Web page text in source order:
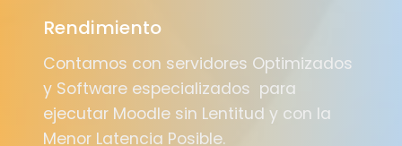
Rendimiento
Contamos con servidores Optimizados
y Software especializados para
ejecutar Moodle sin Lentitud y con la
Menor Latencia Posible.